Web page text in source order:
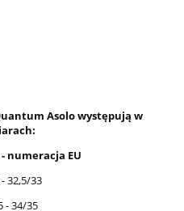
Asolo występują w
numeracja EU
32,5/33
- 34/35